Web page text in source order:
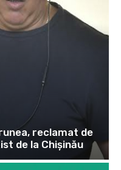
reclamat de
de la Chișinău